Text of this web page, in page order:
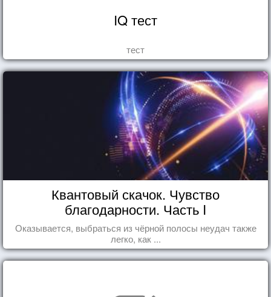
IQ тест
тест
Квантовый скачок. Чувство
благодарности. Часть I
Оказывается, выбраться из чёрной полосы неудач также
легко, как ...